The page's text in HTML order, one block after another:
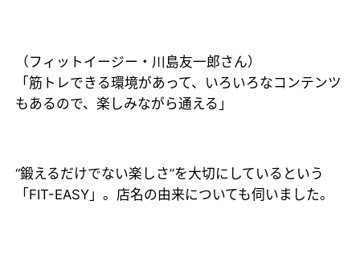
（フィットイージー・川島友一郎さん）
「筋トレできる環境があって、いろいろなコンテンツ
もあるので、楽しみながら通える」
“鍛えるだけでない楽しさ”を大切にしているという
「FIT-EASY」。店名の由来についても伺いました。